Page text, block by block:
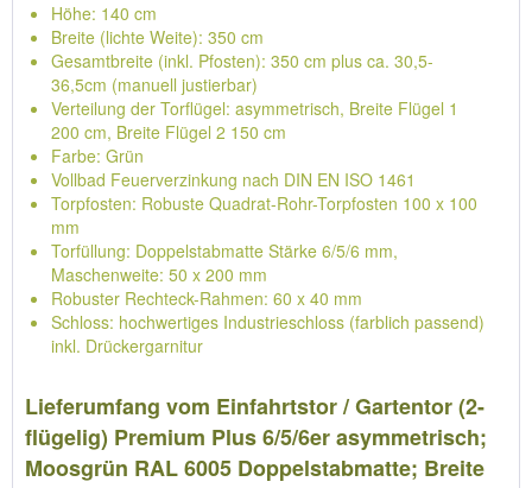
Höhe: 140 cm
Breite (lichte Weite): 350 cm
Gesamtbreite (inkl. Pfosten): 350 cm plus ca. 30,5-
36,5cm (manuell justierbar)
Verteilung der Torflügel: asymmetrisch, Breite Flügel 1
200 cm, Breite Flügel 2 150 cm
Farbe: Grün
Vollbad Feuerverzinkung nach DIN EN ISO 1461
Torpfosten: Robuste Quadrat-Rohr-Torpfosten 100 x 100
mm
Torfüllung: Doppelstabmatte Stärke 6/5/6 mm,
Maschenweite: 50 x 200 mm
Robuster Rechteck-Rahmen: 60 x 40 mm
Schloss: hochwertiges Industrieschloss (farblich passend)
inkl. Drückergarnitur
Lieferumfang vom Einfahrtstor / Gartentor (2-
flügelig) Premium Plus 6/5/6er asymmetrisch;
Moosgrün RAL 6005 Doppelstabmatte; Breite